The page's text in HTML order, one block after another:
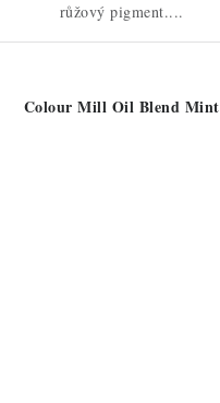
růžový pigment....
Colour Mill Oil Blend Mint